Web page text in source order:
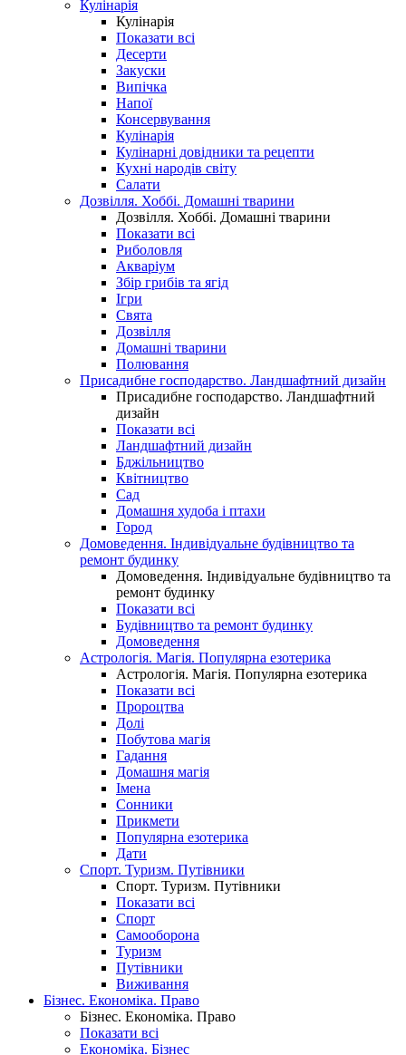
Кулінарія
Кулінарія
Показати всі
Десерти
Закуски
Випічка
Напої
Консервування
Кулінарія
Кулінарні довідники та рецепти
Кухні народів світу
Салати
Дозвілля. Хоббі. Домашні тварини
Дозвілля. Хоббі. Домашні тварини
Показати всі
Риболовля
Акваріум
Збір грибів та ягід
Ігри
Свята
Дозвілля
Домашні тварини
Полювання
Присадибне господарство. Ландшафтний дизайн
Присадибне господарство. Ландшафтний
дизайн
Показати всі
Ландшафтний дизайн
Бджільництво
Квітництво
Сад
Домашня худоба і птахи
Город
Домоведення. Індивідуальне будівництво та
ремонт будинку
Домоведення. Індивідуальне будівництво та
ремонт будинку
Показати всі
Будівництво та ремонт будинку
Домоведення
Астрологія. Магія. Популярна езотерика
Астрологія. Магія. Популярна езотерика
Показати всі
Пророцтва
Долі
Побутова магія
Гадання
Домашня магія
Імена
Сонники
Прикмети
Популярна езотерика
Дати
Спорт. Туризм. Путівники
Спорт. Туризм. Путівники
Показати всі
Спорт
Самооборона
Туризм
Путівники
Виживання
Бізнес. Економіка. Право
Бізнес. Економіка. Право
Показати всі
Економіка. Бізнес